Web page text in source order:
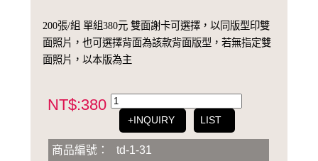
200張/組 單組380元 雙面謝卡可選擇，以同版型印雙
面照片，也可選擇背面為該款背面版型，若無指定雙
面照片，以本版為主
NT$:380
+INQUIRY LIST
商品編號：
td-1-31